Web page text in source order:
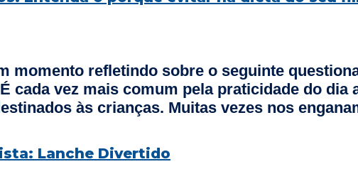
momento refletindo sobre o seguinte
cada vez mais comum pela praticidade do dia
às crianças. Muitas vezes nos
Lanche Divertido